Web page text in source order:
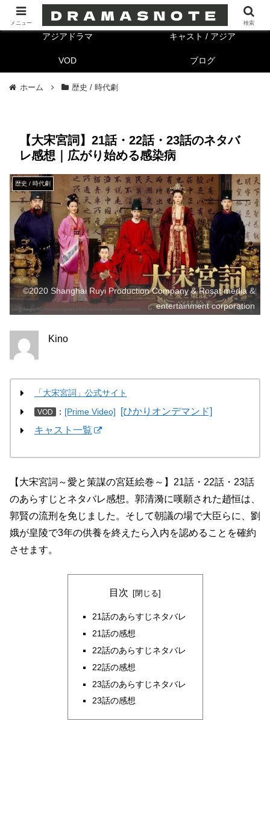
海外ドラマ キャスト/海外
アジアドラマ キャスト / アジア
VOD ブログ
ホーム 歴史 / 時代劇
【大宋宮詞】21話・22話・23話のネタバ
レ感想｜広がり始める感染病
歴史 / 時代劇
©2020 Shanghai Ruyi Production Company & Rosat media &
entertainment corporation
Kino
「大宋宮詞」公式サイト
VOD ： [Prime Video]
[ひかりオンデマンド]
キャスト一覧
【大宋宮詞～愛と策謀の宮廷絵巻～】21話・22話・23話
のあらすじとネタバレ感想。郭清漪に嘆願された趙恒は、
郭賢の流刑を免じました。そして朝議の場で大臣らに、劉
娥が皇陵で3年の供養を終えたら入内を認めることを確約
させます。
目次
21話のあらすじネタバレ
21話の感想
22話のあらすじネタバレ
22話の感想
23話のあらすじネタバレ
23話の感想
メニュー 検索